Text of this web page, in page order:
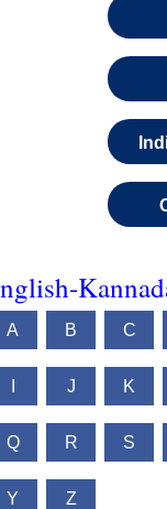
A B C
J K
Q R S
Y Z